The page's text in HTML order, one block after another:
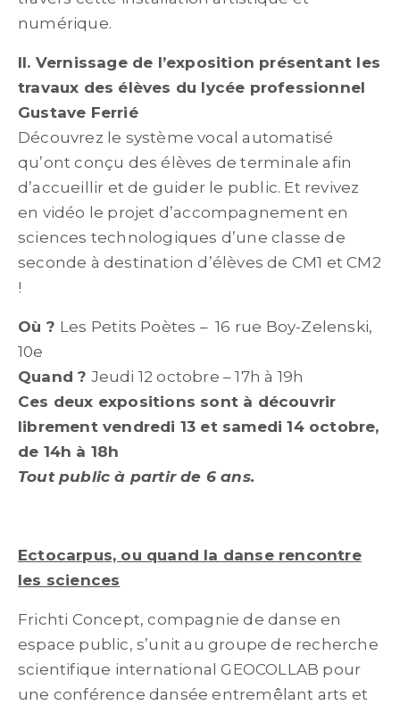
numérique.
II. Vernissage de l’exposition présentant les
travaux des élèves du lycée professionnel
Gustave Ferrié
Découvrez le système vocal automatisé
qu’ont conçu des élèves de terminale afin
d’accueillir et de guider le public. Et revivez
en vidéo le projet d’accompagnement en
sciences technologiques d’une classe de
seconde à destination d’élèves de CM1 et CM2
!
Où ? Les Petits Poètes – 16 rue Boy-Zelenski,
10e
Quand ? Jeudi 12 octobre – 17h à 19h
Ces deux expositions sont à découvrir
librement vendredi 13 et samedi 14 octobre,
de 14h à 18h
Tout public à partir de 6 ans.
Ectocarpus, ou quand la danse rencontre
les sciences
Frichti Concept, compagnie de danse en
espace public, s’unit au groupe de recherche
scientifique international GEOCOLLAB pour
une conférence dansée entremêlant arts et